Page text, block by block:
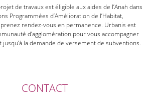
de travaux est éligible aux aides de l’Anah dans
Programmées d’Amélioration de l’Habitat,
rendez-vous en permanence. Urbanis est
d’agglomération pour vous accompagner
la demande de versement de subventions.
CONTACT